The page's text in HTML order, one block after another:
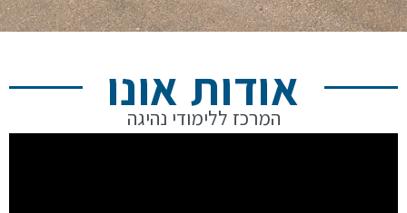
אודות אונו
המרכז ללימודי נהיגה